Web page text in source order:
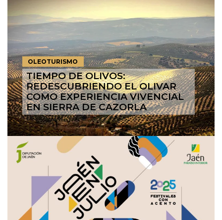
OLEOTURISMO
TIEMPO DE OLIVOS:
REDESCUBRIENDO EL OLIVAR
COMO EXPERIENCIA VIVENCIAL
EN SIERRA DE CAZORLA